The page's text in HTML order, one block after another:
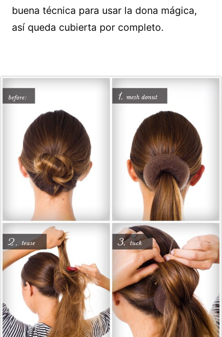
buena técnica para usar la dona mágica,
así queda cubierta por completo.